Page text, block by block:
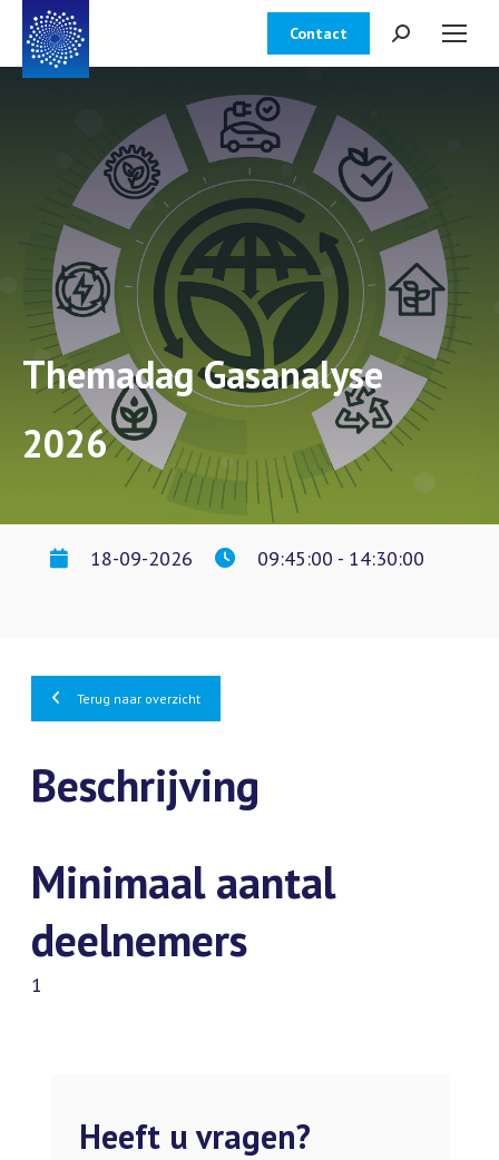
Contact Zoeken:
Themadag Gasanalyse
2026
18-09-2026 09:45:00 - 14:30:00
Terug naar overzicht
Beschrijving
Minimaal aantal
deelnemers
1
Heeft u vragen?